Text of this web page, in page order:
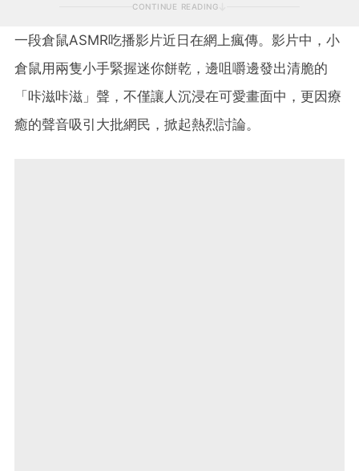
CONTINUE READING
一段倉鼠ASMR吃播影片近日在網上瘋傳。影片中，小
倉鼠用兩隻小手緊握迷你餅乾，邊咀嚼邊發出清脆的
「咔滋咔滋」聲，不僅讓人沉浸在可愛畫面中，更因療
癒的聲音吸引大批網民，掀起熱烈討論。